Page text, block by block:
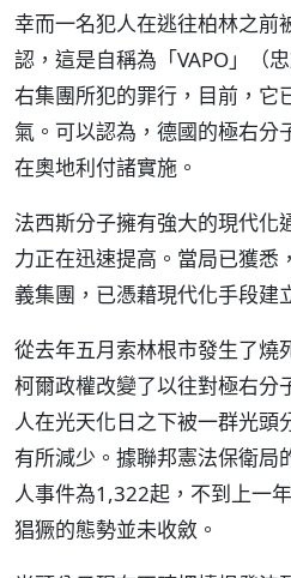
幸而一名犯人在逃往柏林之前
認，這是自稱為「VAPO」（
右集團所犯的罪行，目前，它
氣。可以認為，德國的極右分
在奧地利付諸實施。
法西斯分子擁有強大的現代化
力正在迅速提高。當局已獲悉
義集團，已憑藉現代化手段建
從去年五月索林根市發生了燒
柯爾政權改變了以往對極右分
人在光天化日之下被一群光頭
有所減少。據聯邦憲法保衛局
人事件為1,322起，不到上一
猖獗的態勢並未收斂。